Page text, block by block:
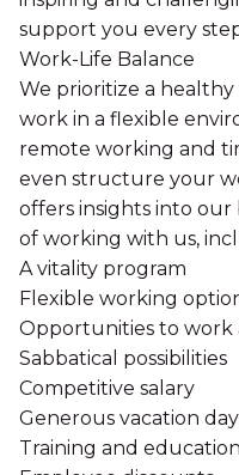
support you every
Work-Life Balance
We prioritize a healthy
work in a flexible
remote working and
even structure your
offers insights into
of working with us,
A vitality program
Flexible working
Opportunities to work
Sabbatical possibilities
Competitive salary
Generous vacation
Training and education